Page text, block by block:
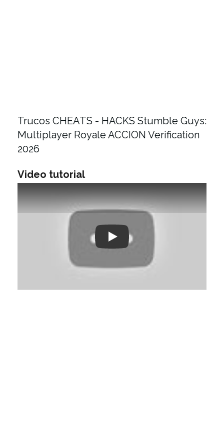
Trucos CHEATS - HACKS Stumble Guys:
Multiplayer Royale ACCION Verification
2026
Video tutorial
Play: Keynote (Google I/O '18)